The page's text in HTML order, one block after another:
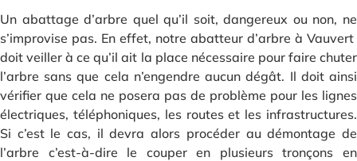
Un abattage d’arbre quel qu’il soit, dangereux ou non, ne
s’improvise pas. En effet, notre abatteur d’arbre à Vauvert
doit veiller à ce qu’il ait la place nécessaire pour faire chuter
l’arbre sans que cela n’engendre aucun dégât. Il doit ainsi
vérifier que cela ne posera pas de problème pour les lignes
électriques, téléphoniques, les routes et les infrastructures.
Si c’est le cas, il devra alors procéder au démontage de
l’arbre c’est-à-dire le couper en plusieurs tronçons en